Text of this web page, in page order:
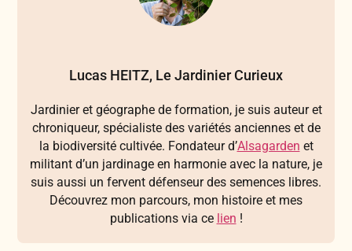
Lucas HEITZ, Le Jardinier Curieux
Jardinier et géographe de formation, je suis auteur et
chroniqueur, spécialiste des variétés anciennes et de
la biodiversité cultivée. Fondateur d’Alsagarden et
militant d’un jardinage en harmonie avec la nature, je
suis aussi un fervent défenseur des semences libres.
Découvrez mon parcours, mon histoire et mes
publications via ce lien !